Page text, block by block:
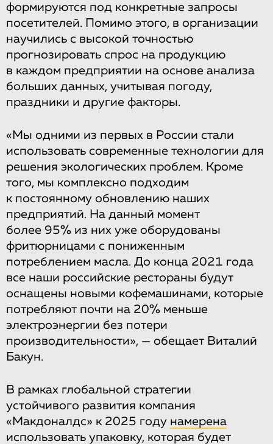
формируются под конкретные запросы
посетителей. Помимо этого, в организации
научились с высокой точностью
прогнозировать спрос на продукцию
в каждом предприятии на основе анализа
больших данных, учитывая погоду,
праздники и другие факторы.
«Мы одними из первых в России стали
использовать современные технологии для
решения экологических проблем. Кроме
того, мы комплексно подходим
к постоянному обновлению наших
предприятий. На данный момент
более 95% из них уже оборудованы
фритюрницами с пониженным
потреблением масла. До конца 2021 года
все наши российские рестораны будут
оснащены новыми кофемашинами, которые
потребляют почти на 20% меньше
электроэнергии без потери
производительности», — обещает Виталий
Бакун.
В рамках глобальной стратегии
устойчивого развития компания
«Макдоналдс» к 2025 году намерена
использовать упаковку, которая будет